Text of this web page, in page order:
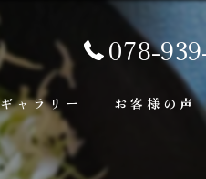
078-
ギャラリー お客様の声